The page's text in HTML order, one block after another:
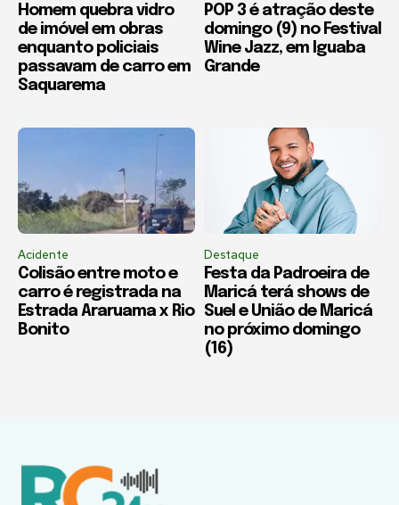
Homem quebra vidro
de imóvel em obras
enquanto policiais
passavam de carro em
Saquarema
POP 3 é atração deste
domingo (9) no Festival
Wine Jazz, em Iguaba
Grande
Acidente
Colisão entre moto e
carro é registrada na
Estrada Araruama x Rio
Bonito
Destaque
Festa da Padroeira de
Maricá terá shows de
Suel e União de Maricá
no próximo domingo
(16)